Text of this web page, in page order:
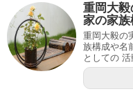
重岡大
家の家
重岡大毅の
族構成や名
としての 活